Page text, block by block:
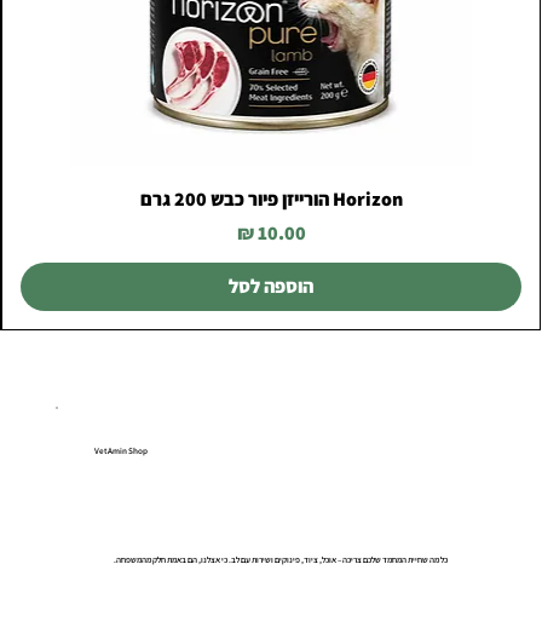
Horizon הורייזן פיור כבש 200 גרם
מחיר
הוספה לסל
VetAmin Shop
כל מה שחיית המחמד שלכם צריכה – אוכל, ציוד, פינוקים ושירות עם לב. כי אצלנו, הם באמת חלק מהמשפחה.